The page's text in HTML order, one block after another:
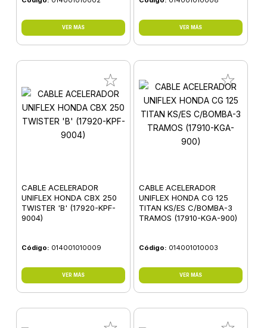
VER MÁS VER MÁS
CABLE ACELERADOR
UNIFLEX HONDA CBX 250
TWISTER 'B' (17920-KPF-
9004)
Código: 014001010009
VER MÁS
CABLE ACELERADOR
UNIFLEX HONDA CG 125
TITAN KS/ES C/BOMBA-3
TRAMOS (17910-KGA-900)
Código: 014001010003
VER MÁS